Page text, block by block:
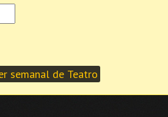
semanal de Teatro